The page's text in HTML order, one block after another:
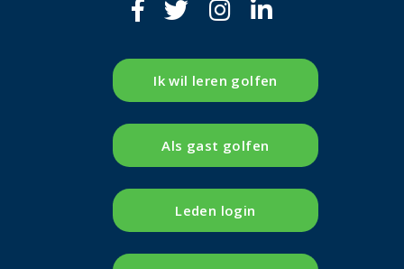
Ik wil leren golfen
Als gast golfen
Leden login